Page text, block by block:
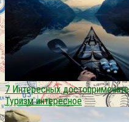
7 Интересных
Туризм интересное